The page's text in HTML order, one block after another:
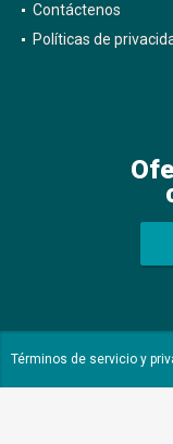
Contáctenos
Políticas de
Términos de servicio y